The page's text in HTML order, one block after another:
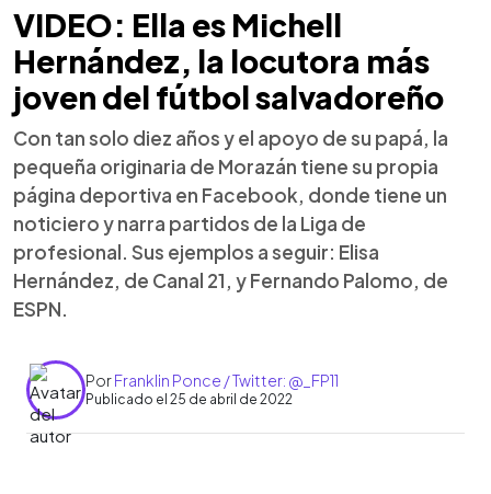
VIDEO: Ella es Michell
Hernández, la locutora más
joven del fútbol salvadoreño
Con tan solo diez años y el apoyo de su papá, la
pequeña originaria de Morazán tiene su propia
página deportiva en Facebook, donde tiene un
noticiero y narra partidos de la Liga de
profesional. Sus ejemplos a seguir: Elisa
Hernández, de Canal 21, y Fernando Palomo, de
ESPN.
PorFranklin Ponce / Twitter: @_FP11
Publicado el 25 de abril de 2022